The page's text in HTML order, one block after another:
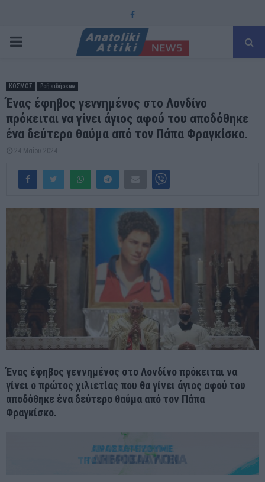
Facebook
PRIMARY
ΚΟΣΜΟΣ Ροή ειδήσεων
Ένας έφηβος γεννημένος στο Λονδίνο
πρόκειται να γίνει άγιος αφού του αποδόθηκε
ένα δεύτερο θαύμα από τον Πάπα Φραγκίσκο.
24 Μαΐου 2024
Ένας έφηβος γεννημένος στο Λονδίνο πρόκειται να
γίνει ο πρώτος χιλιετίας που θα γίνει άγιος αφού του
αποδόθηκε ένα δεύτερο θαύμα από τον Πάπα
Φραγκίσκο.